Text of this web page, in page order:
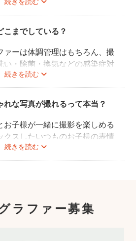
ただけることです。
通過した、赤ちゃん・子どもの
いるパパ・ママ世代のカメラマ
数在籍。
ラマンでも指名料は一切ござい
りやすい料金体系も人気のポイ
こまでしている？
続きを読む
ァーは体調管理はもちろん、撮
い・除菌・換気などの感染症対
予防に努めます。
はご家族のペースに合わせなが
元に危険なものがないか注意を
ら進行しますのでご安心くださ
れな写真が撮れるって本当？
続きを読む
お子様が一緒に撮影を楽しめる
クスしたいつものお子様の表情
す。
撮影に長けたプロカメラマンの
ラファー募集